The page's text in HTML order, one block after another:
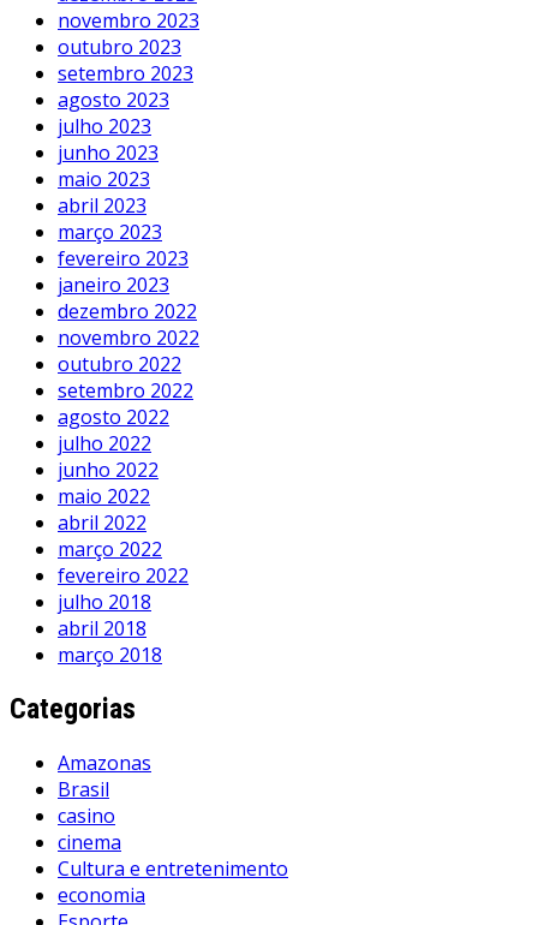
novembro 2023
outubro 2023
setembro 2023
agosto 2023
julho 2023
junho 2023
maio 2023
abril 2023
março 2023
fevereiro 2023
janeiro 2023
dezembro 2022
novembro 2022
outubro 2022
setembro 2022
agosto 2022
julho 2022
junho 2022
maio 2022
abril 2022
março 2022
fevereiro 2022
julho 2018
abril 2018
março 2018
Categorias
Amazonas
Brasil
casino
cinema
Cultura e entretenimento
economia